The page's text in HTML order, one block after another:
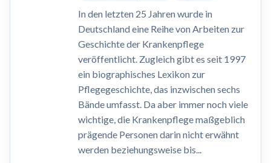
In den letzten 25 Jahren wurde in
Deutschland eine Reihe von Arbeiten zur
Geschichte der Krankenpflege
veröffentlicht. Zugleich gibt es seit 1997
ein biographisches Lexikon zur
Pflegegeschichte, das inzwischen sechs
Bände umfasst. Da aber immer noch viele
wichtige, die Krankenpflege maßgeblich
prägende Personen darin nicht erwähnt
werden beziehungsweise bis...